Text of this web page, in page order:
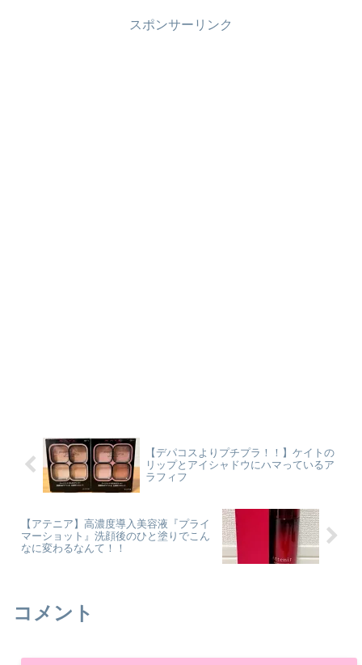
スポンサーリンク
【デパコスよりプチプラ！！】ケイトの
リップとアイシャドウにハマっているア
ラフィフ
【アテニア】高濃度導入美容液『プライ
マーショット』洗顔後のひと塗りでこん
なに変わるなんて！！
コメント